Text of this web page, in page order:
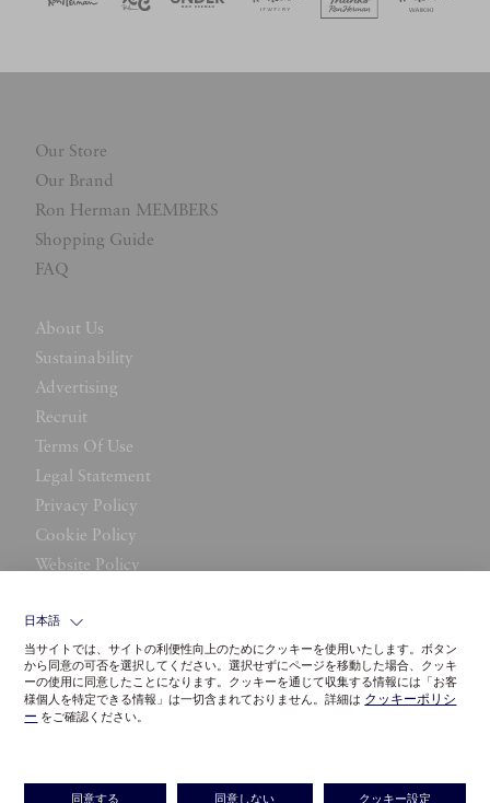
Our Store
Our Brand
Ron Herman MEMBERS
Shopping Guide
FAQ
About Us
Sustainability
Advertising
Recruit
Terms Of Use
Legal Statement
Privacy Policy
Cookie Policy
Website Policy
日本語
当サイトでは、サイトの利便性向上のためにクッキーを使用いたします。ボタン
から同意の可否を選択してください。選択せずにページを移動した場合、クッキ
ーの使用に同意したことになります。クッキーを通じて収集する情報には「お客
様個人を特定できる情報」は一切含まれておりません。詳細は クッキーポリシ
ー をご確認ください。
同意する 同意しない クッキー設定